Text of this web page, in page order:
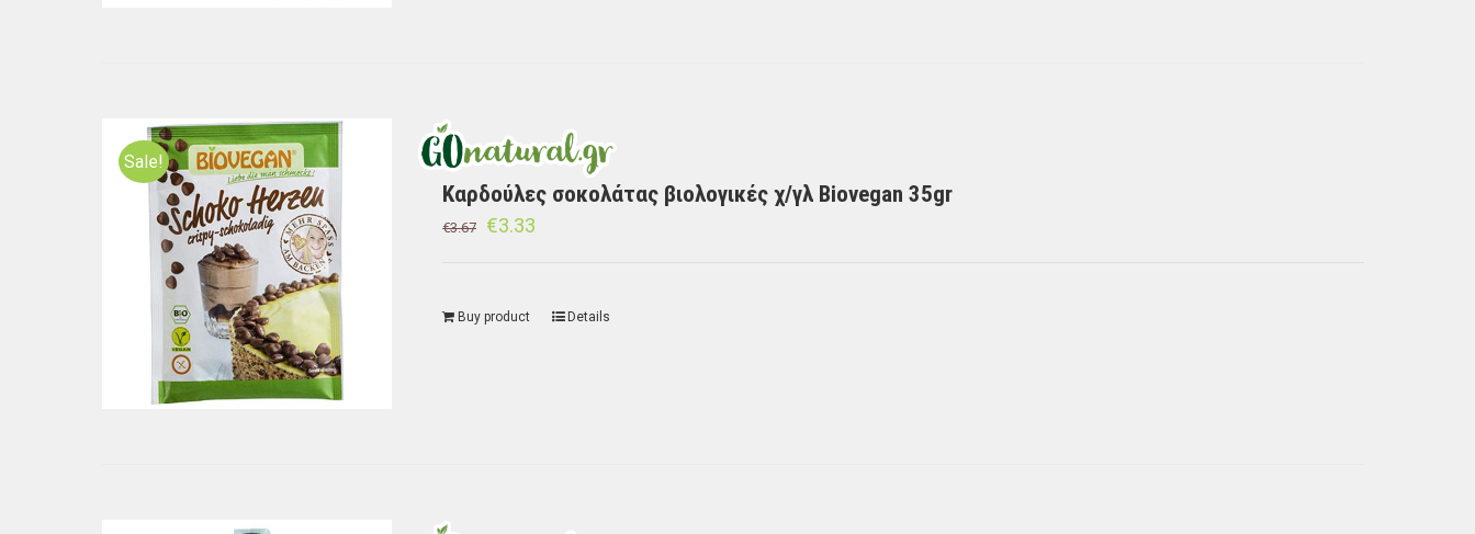
Sale!
Καρδούλες σοκολάτας βιολογικές χ/γλ Biovegan 35gr
€3.67 €3.33
Buy product Details